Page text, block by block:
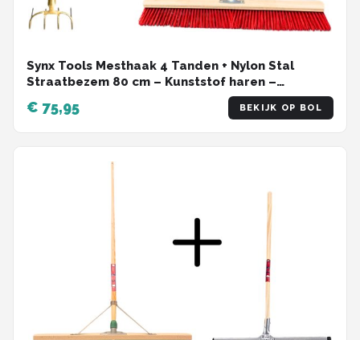
Synx Tools Mesthaak 4 Tanden + Nylon Stal
Straatbezem 80 cm – Kunststof haren –
Schrobborstels – Mestvork met steel 130 cm –
Buitenbezem met steel 150 cm
€ 75,95 BEKIJK OP BOL